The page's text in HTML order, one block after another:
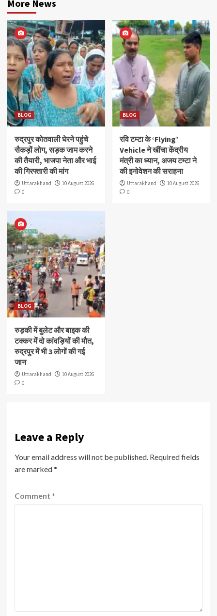
More News
BLOG
रुद्रपुर कोतवाली घेरने पहुंचे
सैकड़ों लोग, सड़क जाम करने
की तैयारी, भाजपा नेता और भाई
की गिरफ्तारी की मांग
Uttarakhand
10 August 2026
0
BLOG
रवि टम्टा के ‘Flying’
Vehicle ने खींचा केंद्रीय
मंत्री का ध्यान, अजय टम्टा ने
की इनोवेशन की सराहना
Uttarakhand
10 August 2026
0
BLOG
रुड़की में बुलेट और बाइक की
टक्कर में दो कांवड़ियों की मौत,
रुद्रपुर में भी 3 लोगों की गई
जान
Uttarakhand
10 August 2026
0
Leave a Reply
Your email address will not be published. Required fields
are marked*
Comment *